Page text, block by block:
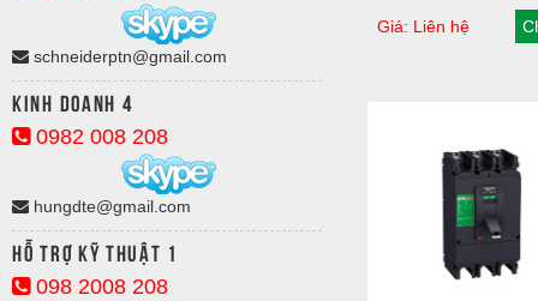
Giá: Liên hệ
schneiderptn@gmail.com
Kinh doanh 4
0982 008 208
hungdte@gmail.com
Hỗ trợ kỹ thuật 1
098 2008 208